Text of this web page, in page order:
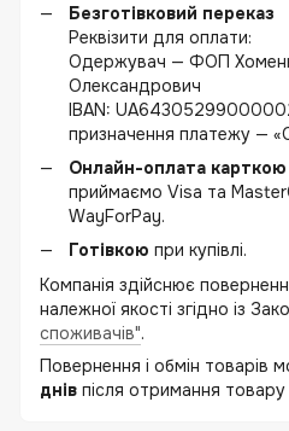
Безготівковий переказ
Реквізити для оплати:
Одержувач — ФОП
Олександрович
IBAN:
призначення платежу —
Онлайн-оплата карткою
приймаємо Visa та
WayForPay.
Готівкою при купівлі.
Компанія здійснює
належної якості згідно із
споживачів".
Повернення і обмін товарів
днів після отримання